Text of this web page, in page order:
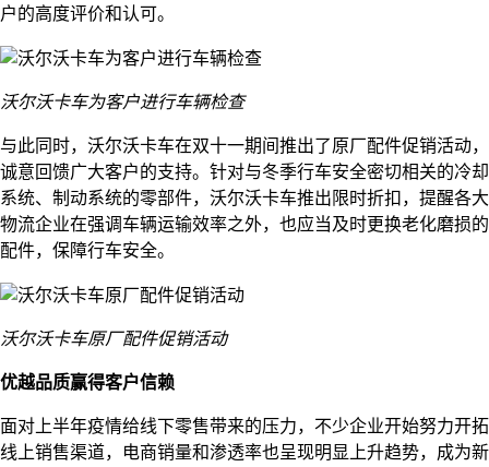
户的高度评价和认可。
沃尔沃卡车为客户进行车辆检查
与此同时，沃尔沃卡车在双十一期间推出了原厂配件促销活动，
诚意回馈广大客户的支持。针对与冬季行车安全密切相关的冷却
系统、制动系统的零部件，沃尔沃卡车推出限时折扣，提醒各大
物流企业在强调车辆运输效率之外，也应当及时更换老化磨损的
配件，保障行车安全。
沃尔沃卡车原厂配件促销活动
优越品质赢得客户信赖
面对上半年疫情给线下零售带来的压力，不少企业开始努力开拓
线上销售渠道，电商销量和渗透率也呈现明显上升趋势，成为新